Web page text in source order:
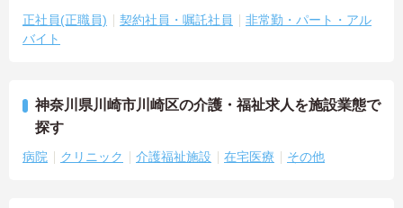
正社員(正職員) 契約社員・嘱託社員
非常勤・パート・アル
バイト
神奈川県川崎市川崎区の介護・福祉求人を施設業態で
探す
病院 クリニック 介護福祉施設 在宅医療 その他